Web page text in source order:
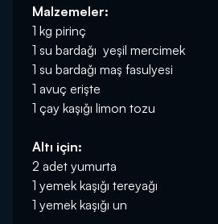
Malzemeler:
1 kg pirinç
1 su bardağı yeşil mercimek
1 su bardağı maş fasulyesi
1 avuç erişte
1 çay kaşığı limon tozu
Altı için:
2 adet yumurta
1 yemek kaşığı tereyağı
1 yemek kaşığı un